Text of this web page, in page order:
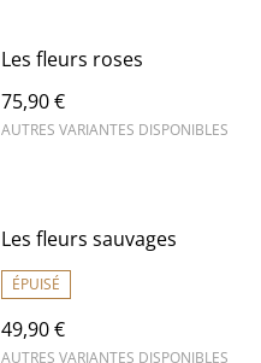
Les fleurs roses
75,90 €
AUTRES VARIANTES DISPONIBLES
Les fleurs sauvages
ÉPUISÉ
49,90 €
AUTRES VARIANTES DISPONIBLES